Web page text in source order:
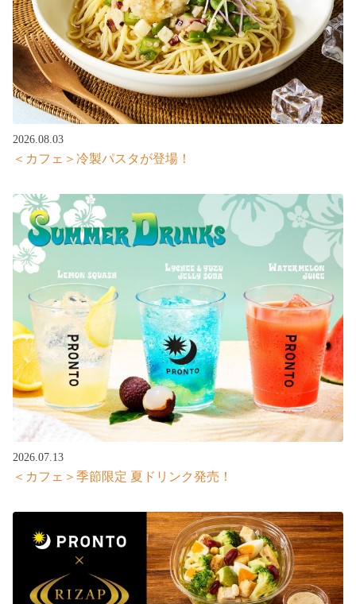
2026.08.03
＜カフェ＞冷製パスタが登場！
2026.07.13
＜カフェ＞季節限定 夏ドリンク発売！